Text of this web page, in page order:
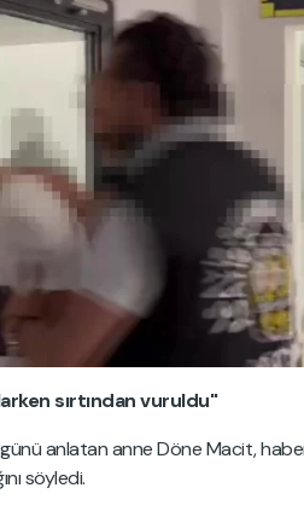
sırtından vuruldu"
günü anlatan anne Döne Macit,
söyledi.